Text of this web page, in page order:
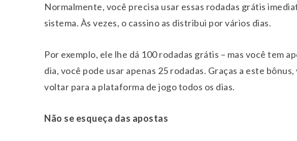
Normalmente, você precisa usar essas rodadas grátis
sistema. Às vezes, o cassino as distribui por vários dias.
Por exemplo, ele lhe dá 100 rodadas grátis – mas você tem
dia, você pode usar apenas 25 rodadas. Graças a este
voltar para a plataforma de jogo todos os dias.
Não se esqueça das apostas